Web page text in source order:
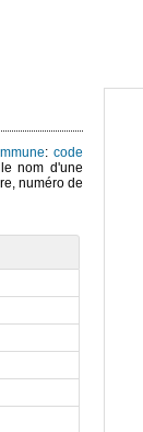
:code
nom d'une
numéro de